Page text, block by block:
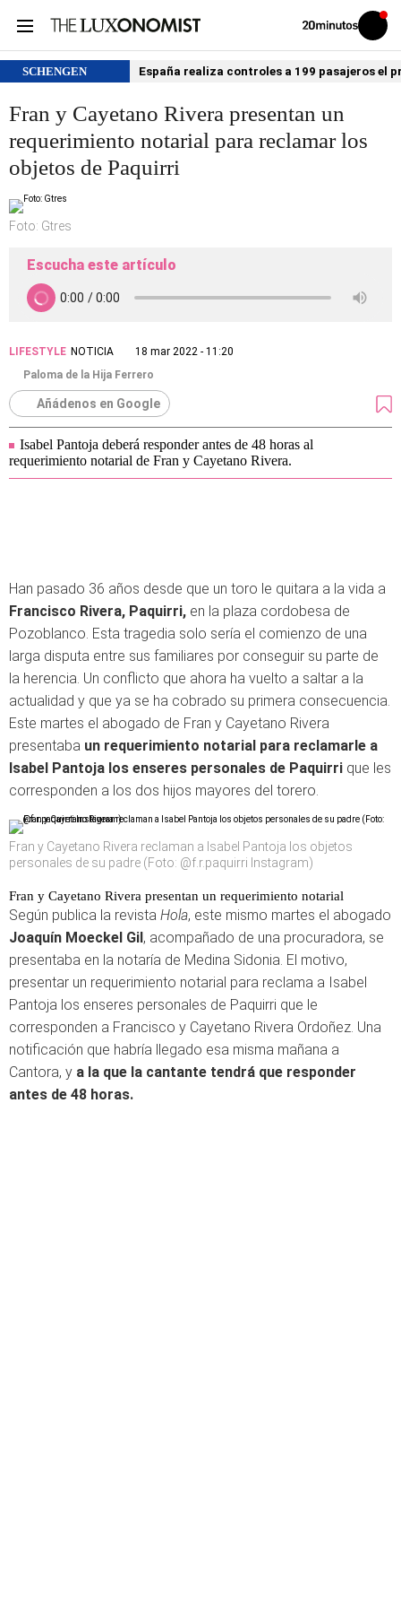
Volver
Iniciar
sesión
SCHENGEN España realiza controles a 199 pasajeros el
Fran y Cayetano Rivera presentan un
requerimiento notarial para reclamar los
objetos de Paquirri
Foto: Gtres
Escucha este artículo
LIFESTYLE NOTICIA
18 mar 2022 - 11:20
Paloma de la Hija Ferrero
Añádenos en Google
Isabel Pantoja deberá responder antes de 48 horas al
requerimiento notarial de Fran y Cayetano Rivera.
Han pasado 36 años desde que un toro le quitara a la vida a
Francisco Rivera, Paquirri, en la plaza cordobesa de
Pozoblanco. Esta tragedia solo sería el comienzo de una
larga disputa entre sus familiares por conseguir su parte de
la herencia. Un conflicto que ahora ha vuelto a saltar a la
actualidad y que ya se ha cobrado su primera consecuencia.
Este martes el abogado de Fran y Cayetano Rivera
presentaba un requerimiento notarial para reclamarle a
Isabel Pantoja los enseres personales de Paquirri que les
corresponden a los dos hijos mayores del torero.
Fran y Cayetano Rivera reclaman a Isabel Pantoja los objetos
personales de su padre (Foto: @f.r.paquirri Instagram)
Fran y Cayetano Rivera presentan un requerimiento notarial
Según publica la revista Hola, este mismo martes el abogado
Joaquín Moeckel Gil, acompañado de una procuradora, se
presentaba en la notaría de Medina Sidonia. El motivo,
presentar un requerimiento notarial para reclama a Isabel
Pantoja los enseres personales de Paquirri que le
corresponden a Francisco y Cayetano Rivera Ordoñez. Una
notificación que habría llegado esa misma mañana a
Cantora, y a la que la cantante tendrá que responder
antes de 48 horas.